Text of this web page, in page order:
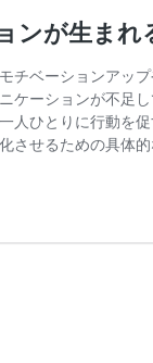
ンが生ま
チベーションアッ
ケーションが不足
人ひとりに行動を
させるための具体